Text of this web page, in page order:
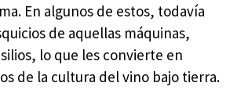
En algunos de estos, todavía
de aquellas máquinas,
lo que les convierte en
de la cultura del vino bajo tierra.